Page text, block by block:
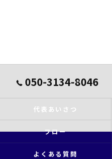
050-3134-8046
代表あいさつ
フロー
よくある質問